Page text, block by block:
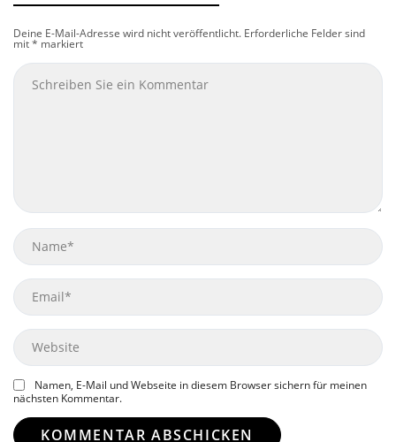
Deine E-Mail-Adresse wird nicht veröffentlicht. Erforderliche Felder sind
mit* markiert
Name
Email
Website
Namen, E-Mail und Webseite in diesem Browser sichern für meinen
nächsten Kommentar.